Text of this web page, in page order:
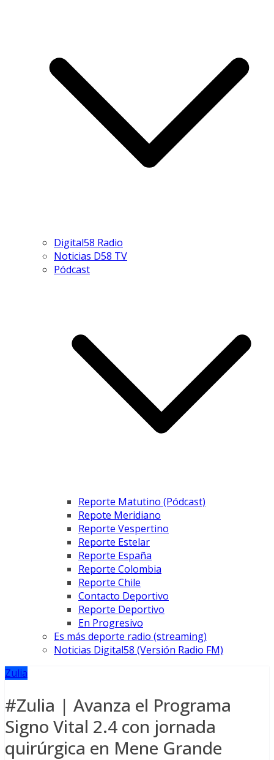
Digital58 Radio
Noticias D58 TV
Pódcast
Reporte Matutino (Pódcast)
Repote Meridiano
Reporte Vespertino
Reporte Estelar
Reporte España
Reporte Colombia
Reporte Chile
Contacto Deportivo
Reporte Deportivo
En Progresivo
Es más deporte radio (streaming)
Noticias Digital58 (Versión Radio FM)
Zulia
#Zulia | Avanza el Programa
Signo Vital 2.4 con jornada
quirúrgica en Mene Grande